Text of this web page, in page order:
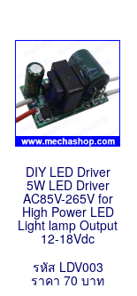
DIY LED Driver
5W LED Driver
AC85V-265V for
High Power LED
Light lamp Output
12-18Vdc
รหัส LDV003
ราคา 70 บาท